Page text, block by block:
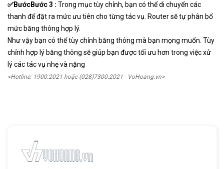
✅BướcBước 3 : Trong mục tùy chỉnh, bạn có thể di chuyển các
thanh để đặt ra mức ưu tiên cho từng tác vụ. Router sẽ tự phân bổ
mức băng thông hợp lý.
Như vậy bạn có thể tùy chỉnh băng thông mà bạn mọng muốn. Tùy
chỉnh hợp lý băng thông sẽ giúp bạn được tối ưu hơn trong việc xử
lý các tác vụ nhẹ và nặng
<Hotline: 1900.2021 hoặc (028)7300.2021 - VoHoang.vn>